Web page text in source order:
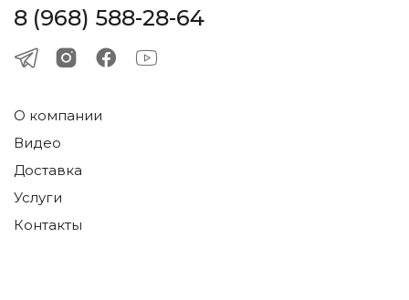
8 (968) 588-28-64
О компании
Видео
Доставка
Услуги
Контакты